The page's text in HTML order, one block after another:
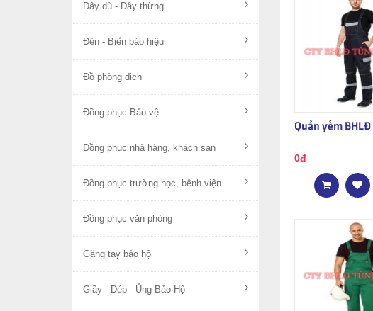
Dây dù - Dây thừng
Đèn - Biển báo hiệu
Đồ phòng dịch
Đồng phục Bảo vệ
Đồng phục nhà hàng, khách sạn
Đồng phục trường học, bệnh viện
Đồng phục văn phòng
Găng tay bảo hộ
Giầy - Dép - Ủng Bảo Hộ
Quần yếm BHLĐ
0đ